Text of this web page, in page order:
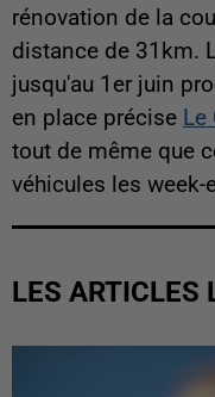
rénovation de la
distance de 31km.
jusqu'au 1er juin
en place précise Le
tout de même que
véhicules les
LES ARTICLES